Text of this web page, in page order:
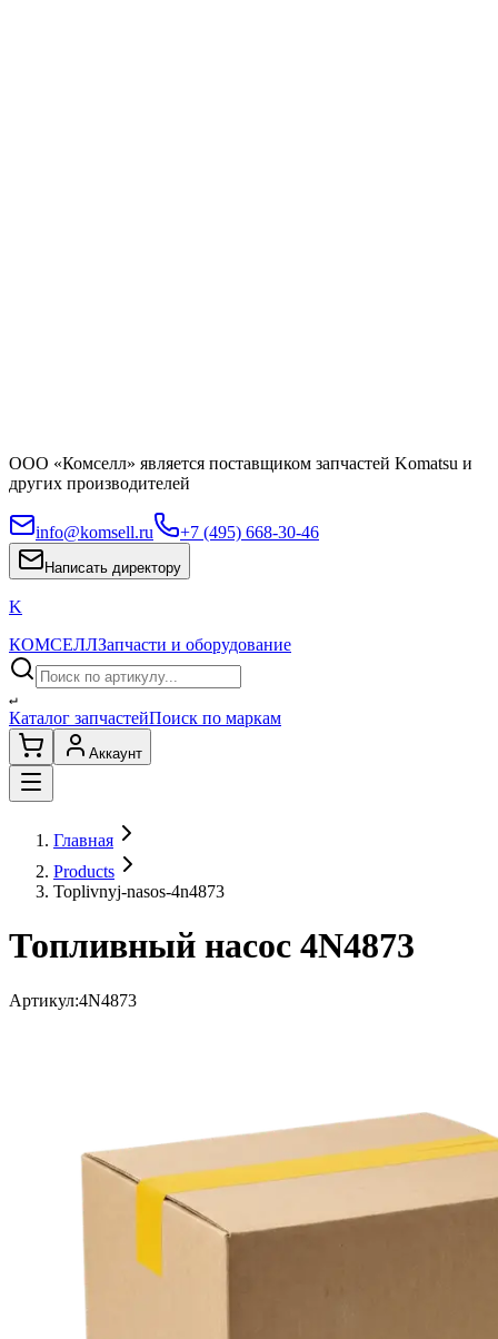
ООО «Комселл» является поставщиком запчастей Komatsu и
других производителей
info@komsell.ru +7 (495) 668-30-46
Написать директору
K
КОМСЕЛЛЗапчасти и оборудование
↵
Каталог запчастейПоиск по маркам
Аккаунт
Главная
Products
Toplivnyj-nasos-4n4873
Топливный насос 4N4873
Артикул:4N4873